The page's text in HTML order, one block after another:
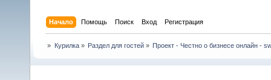
Начало Помощь Поиск Вход Регистрация
» Курилка» Раздел для гостей» Проект - Честно о бизнесе онлайн -